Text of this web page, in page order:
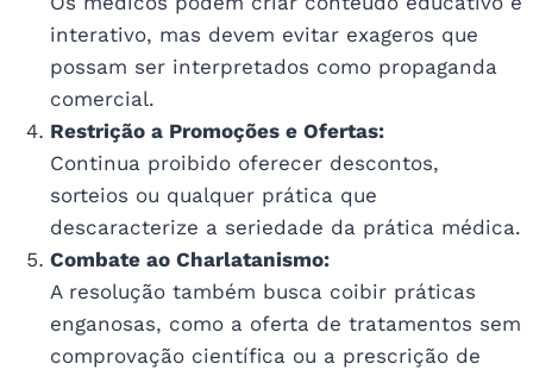
interativo, mas devem evitar exageros que
possam ser interpretados como propaganda
comercial.
Restrição a Promoções e Ofertas:
Continua proibido oferecer descontos,
sorteios ou qualquer prática que
descaracterize a seriedade da prática médica.
Combate ao Charlatanismo:
A resolução também busca coibir práticas
enganosas, como a oferta de tratamentos sem
comprovação científica ou a prescrição de